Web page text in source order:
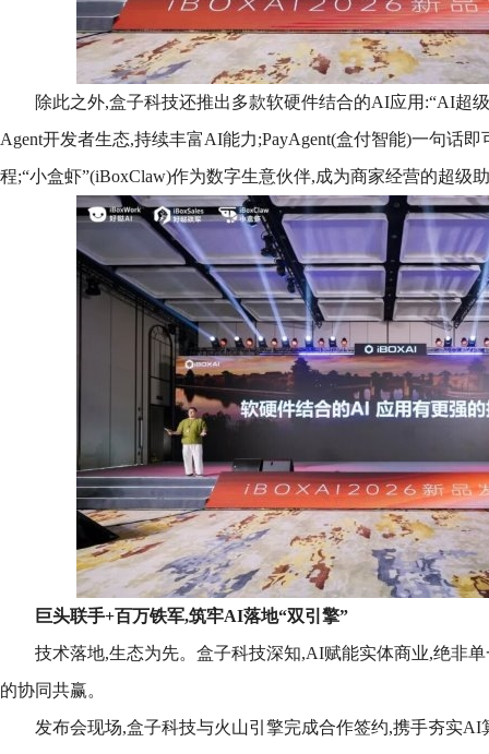
除此之外,盒子科技还推出多款软硬件结合的AI应用:“AI超
Agent开发者生态,持续丰富AI能力;PayAgent(盒付智能)一句话
程;“小盒虾”(iBoxClaw)作为数字生意伙伴,成为商家经营的超级
巨头联手+百万铁军,筑牢AI落地“双引擎”
技术落地,生态为先。盒子科技深知,AI赋能实体商业,绝非
的协同共赢。
发布会现场,盒子科技与火山引擎完成合作签约,携手夯实